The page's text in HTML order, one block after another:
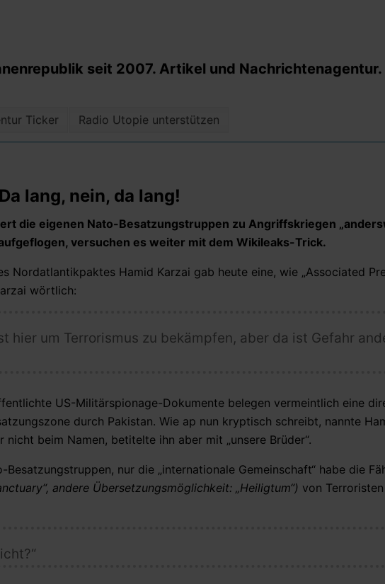
seit 2007. Artikel und Nachrichtenagentur.
Ticker Radio Utopie unterstützen
lang, nein, da lang!
die eigenen Nato-Besatzungstruppen zu Angriffskriegen
versuchen es weiter mit dem Wikileaks-Trick.
Nordatlantikpaktes Hamid Karzai gab heute eine, wie „Associated
wörtlich:
hier um Terrorismus zu bekämpfen, aber da ist Gefahr
US-Militärspionage-Dokumente belegen vermeintlich eine
durch Pakistan. Wie ap nun kryptisch schreibt, nannte
beim Namen, betitelte ihn aber mit „unsere Brüder“.
nur die „internationale Gemeinschaft“ habe die
andere Übersetzungsmöglichkeit: „Heiligtum“) von